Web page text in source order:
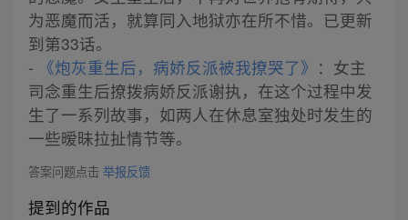
为恶魔而活，就算同入地狱亦在所不惜。已更新
到第33话。
- 《炮灰重生后，病娇反派被我撩哭了》 ：女主
司念重生后撩拨病娇反派谢执，在这个过程中发
生了一系列故事，如两人在休息室独处时发生的
一些暧昧拉扯情节等。
答案问题点击 举报反馈
提到的作品